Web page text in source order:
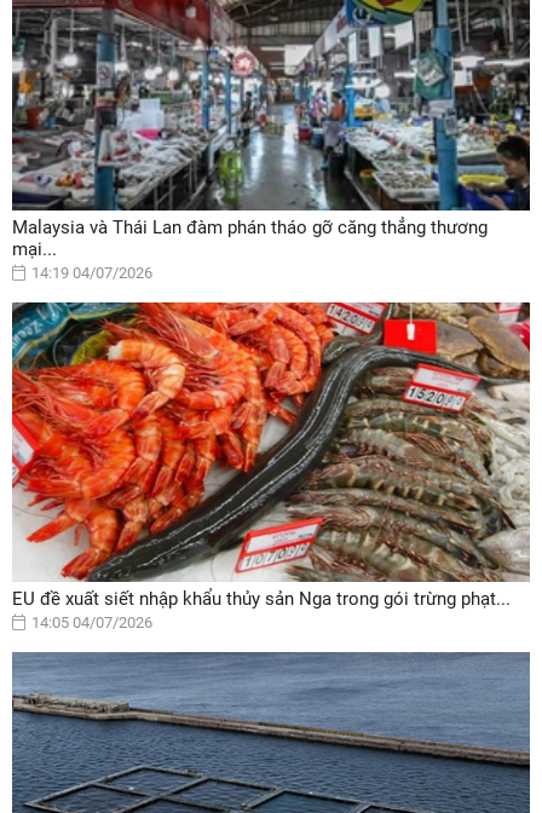
Malaysia và Thái Lan đàm phán tháo gỡ căng thẳng thương
mại...
14:19 04/07/2026
EU đề xuất siết nhập khẩu thủy sản Nga trong gói trừng phạt...
14:05 04/07/2026